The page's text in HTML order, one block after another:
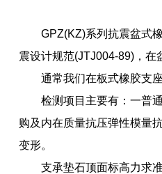
GPZ(KZ)系列抗震盆式
震设计规范(JTJ004-89)，在
通常我们在板式橡胶支
检测项目主要有：一普
购及内在质量抗压弹性模量
变形。
支承垫石顶面标高力求